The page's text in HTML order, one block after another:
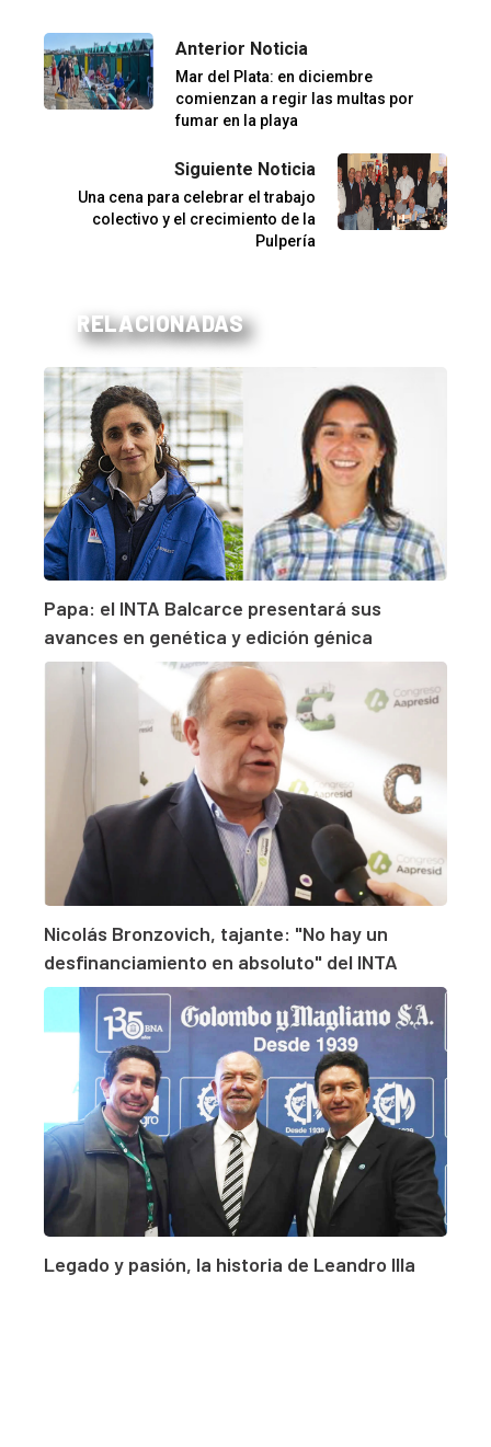
Anterior Noticia
Mar del Plata: en diciembre
comienzan a regir las multas por
fumar en la playa
Siguiente Noticia
Una cena para celebrar el trabajo
colectivo y el crecimiento de la
Pulpería
RELACIONADAS
Papa: el INTA Balcarce presentará sus
avances en genética y edición génica
Nicolás Bronzovich, tajante: "No hay un
desfinanciamiento en absoluto" del INTA
Legado y pasión, la historia de Leandro Illa